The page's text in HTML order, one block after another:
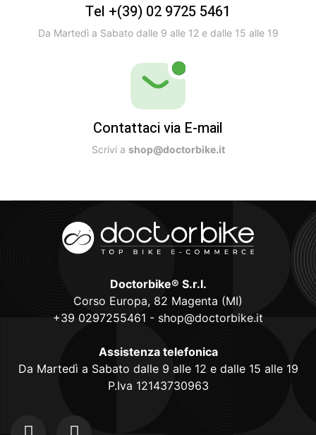
Tel +(39) 02 9725 5461
Da Martedì a Sabato dalle 9 alle 12 e dalle 15 alle 19
Contattaci via E-mail
Scrivi a shop@doctorbike.it
Doctorbike® S.r.l.
Corso Europa, 82 Magenta (MI)
+39 0297255461 - shop@doctorbike.it
Assistenza telefonica
Da Martedì a Sabato dalle 9 alle 12 e dalle 15 alle 19
P.Iva 12143730963